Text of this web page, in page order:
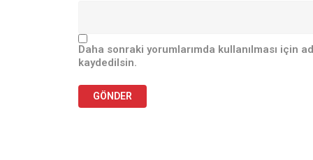
Daha sonraki yorumlarımda kullanılması için
kaydedilsin.